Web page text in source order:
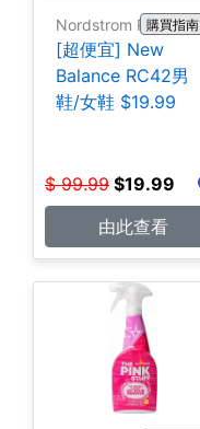
Nordstrom Rack購買指南
[超便宜] New
Balance RC42男
鞋/女鞋 $19.99
$ 99.99 $19.99
由此查看